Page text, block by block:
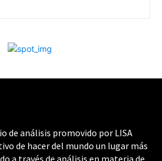
de análisis promovido por LISA
de hacer del mundo un lugar más